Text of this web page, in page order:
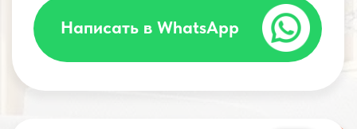
Оплата только после оказания
услуг. Никаких предоплат!